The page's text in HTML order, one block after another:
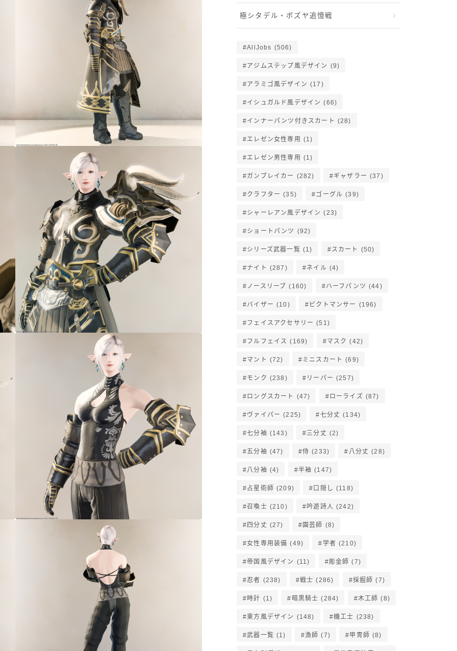
極シタデル・ボズヤ追憶戦
AllJobs (506)
アジムステップ風デザイン (9)
アラミゴ風デザイン (17)
イシュガルド風デザイン (66)
インナーパンツ付きスカート (28)
エレゼン女性専用 (1)
エレゼン男性専用 (1)
ガンブレイカー (282) ギャザラー (37)
クラフター (35) ゴーグル (39)
シャーレアン風デザイン (23)
ショートパンツ (92)
シリーズ武器一覧 (1) スカート (50)
ナイト (287) ネイル (4)
ノースリーブ (160) ハーフパンツ (44)
バイザー (10) ピクトマンサー (196)
フェイスアクセサリー (51)
フルフェイス (169) マスク (42)
マント (72) ミニスカート (69)
モンク (238) リーパー (257)
ロングスカート (47) ローライズ (87)
ヴァイパー (225) 七分丈 (134)
七分袖 (143) 三分丈 (2)
五分袖 (47) 侍 (233) 八分丈 (28)
八分袖 (4) 半袖 (147)
占星術師 (209) 口隠し (118)
召喚士 (210) 吟遊詩人 (242)
四分丈 (27) 園芸師 (8)
女性専用装備 (49) 学者 (210)
帝国風デザイン (11) 彫金師 (7)
忍者 (238) 戦士 (286) 採掘師 (7)
時計 (1) 暗黒騎士 (284) 木工師 (8)
東方風デザイン (148) 機工士 (238)
武器一覧 (1) 漁師 (7) 甲冑師 (8)